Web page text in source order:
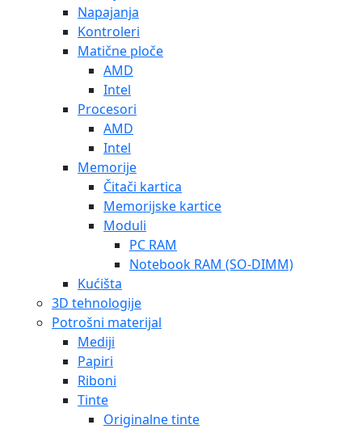
Napajanja
Kontroleri
Matične ploče
AMD
Intel
Procesori
AMD
Intel
Memorije
Čitači kartica
Memorijske kartice
Moduli
PC RAM
Notebook RAM (SO-DIMM)
Kućišta
3D tehnologije
Potrošni materijal
Mediji
Papiri
Riboni
Tinte
Originalne tinte